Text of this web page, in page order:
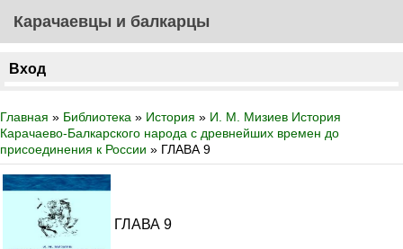
Карачаевцы и балкарцы
Вход
Главная » Библиотека » История » И. М. Мизиев История
Карачаево-Балкарского народа с древнейших времен до
присоединения к России » ГЛАВА 9
ГЛАВА 9